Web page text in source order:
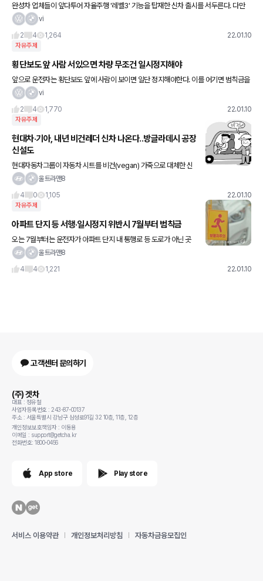
완성차 업체들이 앞다투어 자율주행 '레벨3' 기능을 탑재한 신차 출시를 서두른다. 다만
양산차 단계로 나아가는데는 기술의 완성도가 더 높아져야 한다는 주문이다. 10일 완성차
vi
2
4 1,264 22.01.10
자유주제
횡단보도 앞 사람 서있으면 차량 무조건 일시정지해야
앞으로 운전자는 횡단보도 앞에 사람이 보이면 일단 정지해야한다. 이를 어기면 범칙금을
물게 된다. 10일 경찰청은 보행자의 보호의무를 강화한 도로교통법 개정안이 작년말 국회vi
2
4 1,770 22.01.10
자유주제
현대차·기아, 내년 비건레더 신차 나온다..방글라데시 공장
신설도
현대자동차그룹이 자동차 시트를 비건(vegan) 가죽으로 대체한 신
차를 개발해 이르면 내년 출시예정이라네요 비건 레더는 천연 가죽이
울트라맨8
4
0 1,105 22.01.10
자유주제
아파트 단지 등 서행·일시정지 위반시 7월부터 범칙금
오는 7월부터는 운전자가 아파트 단지 내 통행로 등 도로가 아닌 곳
에서도 보행자가 보이면 서행하거나 일시 정지하는 등 보행자를 의무
울트라맨8
4
4 1,221 22.01.10
고객센터 문의하기
(주) 겟차
대표 : 정유철
사업자등록번호 : 243-87-00137
주소 : 서울특별시 강남구 삼성로91길 32 10층, 11층, 12층
개인정보보호책임자 : 이동용
이메일 : support@getcha.kr
전화번호: 1800-0456
App store Play store
서비스 이용약관 개인정보처리방침 자동차금융모집인